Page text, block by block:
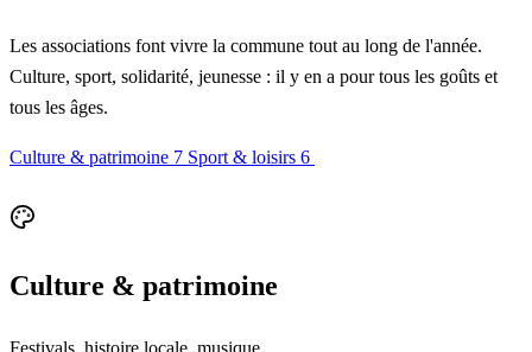
Les associations font vivre la commune tout au long de l'année.
Culture, sport, solidarité, jeunesse : il y en a pour tous les goûts et
tous les âges.
Culture & patrimoine 7 Sport & loisirs 6
Culture & patrimoine
Festivals, histoire locale, musique.